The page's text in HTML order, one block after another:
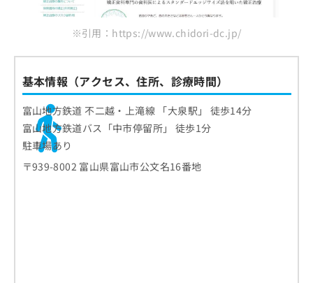
※引用：https://www.chidori-dc.jp/
基本情報（アクセス、住所、診療時間）
富山地方鉄道 不二越・上滝線 「大泉駅」 徒歩14分
富山地方鉄道バス「中市停留所」 徒歩1分
駐車場あり
〒939-8002 富山県富山市公文名16番地